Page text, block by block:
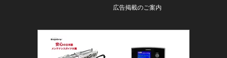
広告掲載のご案内